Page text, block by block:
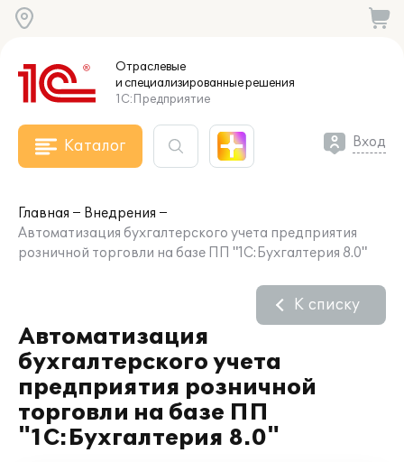
Отраслевые
и специализированныерешения
1С:Предприятие
Каталог Вход
Главная
Внедрения
Автоматизация бухгалтерского учета предприятия
розничной торговли на базе ПП "1С:Бухгалтерия 8.0"
Автоматизация
бухгалтерского учета
предприятия розничной
торговли на базе ПП
"1С:Бухгалтерия 8.0"
К списку